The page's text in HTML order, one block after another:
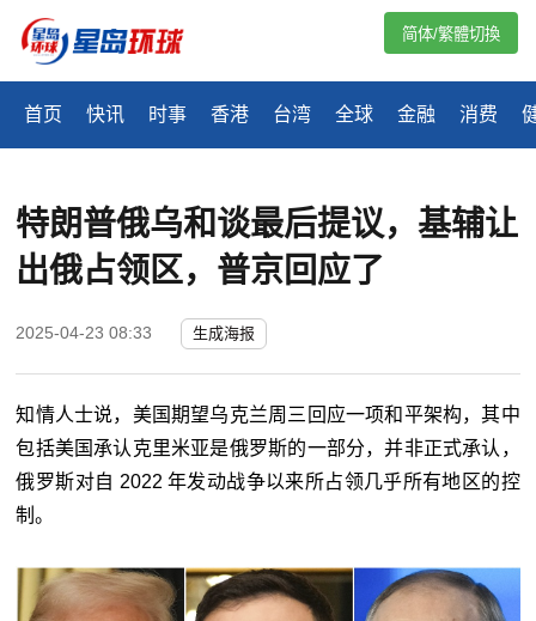
首页 快讯 时事 香港 台湾 全球 金融 消费
简体/繁體切換
特朗普俄乌和谈最后提议，基辅让
出俄占领区，普京回应了
2025-04-23 08:33 生成海报
知情人士说，美国期望乌克兰周三回应一项和平架构，其中
包括美国承认克里米亚是俄罗斯的一部分，并非正式承认，
俄罗斯对自 2022 年发动战争以来所占领几乎所有地区的控
制。